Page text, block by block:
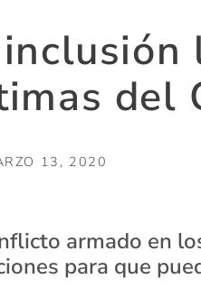
del
13, 2020
armado en
para que